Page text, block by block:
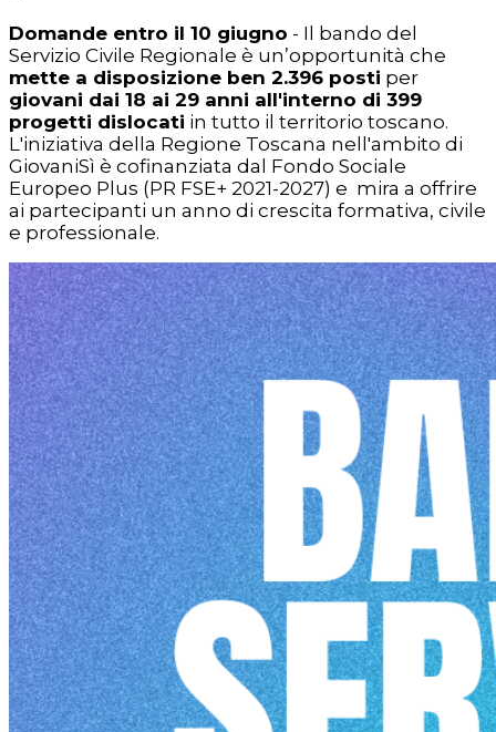
Domande entro il 10 giugno - Il bando del
Servizio Civile Regionale è un’opportunità che
mette a disposizione ben 2.396 posti per
giovani dai 18 ai 29 anni all'interno di 399
progetti dislocati in tutto il territorio toscano.
L'iniziativa della Regione Toscana nell'ambito di
GiovaniSì è cofinanziata dal Fondo Sociale
Europeo Plus (PR FSE+ 2021-2027) e mira a offrire
ai partecipanti un anno di crescita formativa, civile
e professionale.